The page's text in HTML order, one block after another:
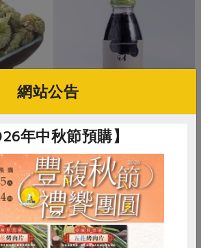
盒 奧納芮有機紅葡萄汁
295 毫升
全素 常溫
$55
網站公告
年中秋節預購】